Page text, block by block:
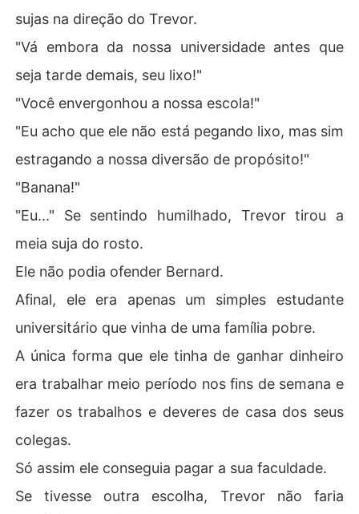
sujas na direção do Trevor.
"Vá embora da nossa universidade antes que
seja tarde demais, seu lixo!"
"Você envergonhou a nossa escola!"
"Eu acho que ele não está pegando lixo, mas sim
estragando a nossa diversão de propósito!"
"Banana!"
"Eu..." Se sentindo humilhado, Trevor tirou a
meia suja do rosto.
Ele não podia ofender Bernard.
Afinal, ele era apenas um simples estudante
universitário que vinha de uma família pobre.
A única forma que ele tinha de ganhar dinheiro
era trabalhar meio período nos fins de semana e
fazer os trabalhos e deveres de casa dos seus
colegas.
Só assim ele conseguia pagar a sua faculdade.
Se tivesse outra escolha, Trevor não faria